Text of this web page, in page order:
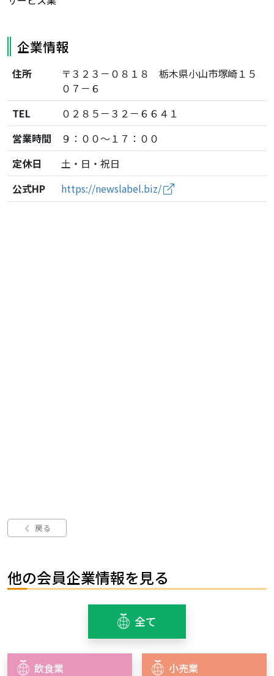
企業情報
住所
〒３２３－０８１８ 栃木県小山市塚崎１５
０７－６
TEL
０２８５－３２－６６４１
営業時間
９：００～１７：００
定休日
土・日・祝日
公式HP
https://newslabel.biz/
戻る
他の会員企業情報を見る
全て
飲食業 小売業